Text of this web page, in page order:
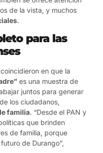
de la vista, y muchos
.
para las
en que la
es una muestra de
juntos para generar
los ciudadanos,
familia. “Desde el PAN y
que brinden
de familia, porque
de Durango”,